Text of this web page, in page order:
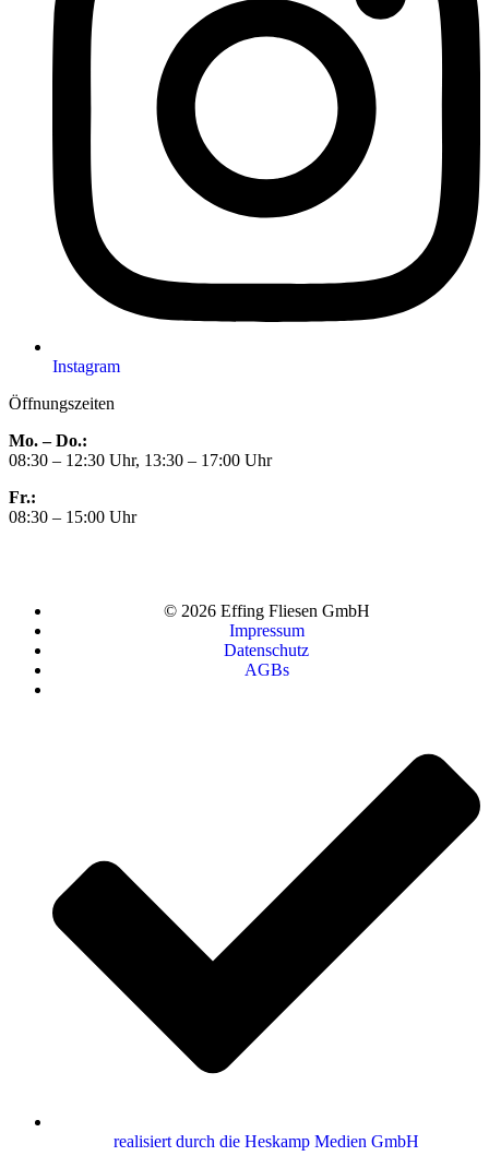
Instagram
Öffnungszeiten
Mo. – Do.:
08:30 – 12:30 Uhr, 13:30 – 17:00 Uhr
Fr.:
08:30 – 15:00 Uhr
© 2026 Effing Fliesen GmbH
Impressum
Datenschutz
AGBs
realisiert durch die Heskamp Medien GmbH